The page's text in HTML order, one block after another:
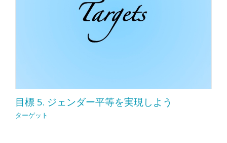
目標 5. ジェンダー平等を実現しよう
ターゲット